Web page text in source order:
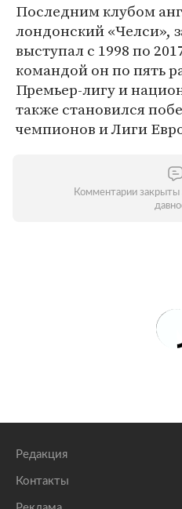
Последним клубом
лондонский «Челси»,
выступал с 1998 по
командой он по пять
Премьер-лигу и
также становился
чемпионов и Лиги
Комментарии закрыты
Редакция
Контакты